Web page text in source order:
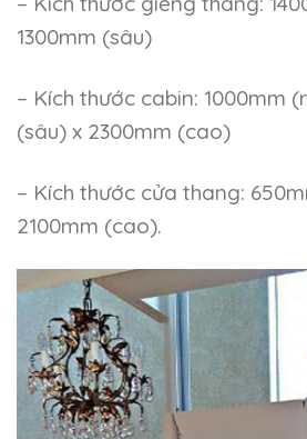
1300mm (sâu)
– Kích thước cabin: 1000mm
(sâu) x 2300mm (cao)
– Kích thước cửa thang:
2100mm (cao).